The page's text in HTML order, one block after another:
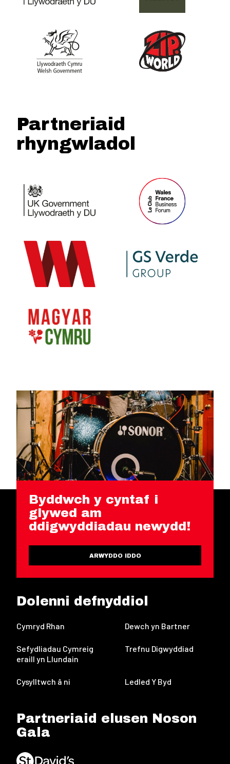
Partneriaid
rhyngwladol
Byddwch y cyntaf i
glywed am
ddigwyddiadau newydd!
ARWYDDO IDDO
Dolenni defnyddiol
Cymryd Rhan Dewch yn Bartner
Sefydliadau Cymreig
eraill yn Llundain
Trefnu Digwyddiad
Cysylltwch â ni Ledled Y Byd
Partneriaid elusen Noson
Gala